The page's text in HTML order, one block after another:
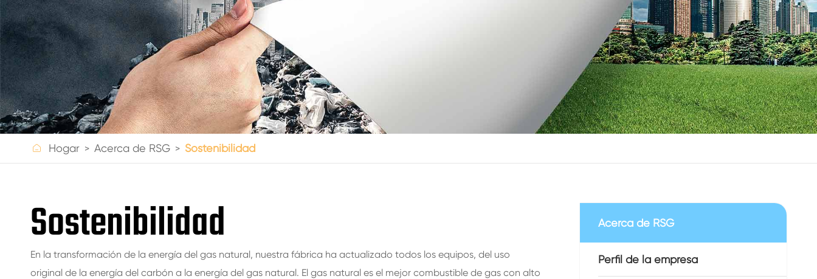
BOTELLAS DE VIDRIO CHAMPÁN
BOTELLAS DE CERVEZA
BOTELLAS DE ACEITE
BOTELLAS DE VIDRIO PARA BEBIDAS
BOTELLAS DE VIDRIO DE AGUA
TAPA/CIERRES/ETIQUETAS PARA VIDRIO
50ml de botellas de vidrio de bebidas espirituosas
100mL botellas de vidrio de bebidas espirituosas
200ml botellas de vidrio de bebidas espirituosas
250ml botellas de vidrio de bebidas espirituosas
 Hogar Acerca de RSG Sostenibilidad
Sostenibilidad
En la transformación de la energía del gas natural, nuestra fábrica ha actualizado todos los equipos, del uso
original de la energía del carbón a la energía del gas natural. El gas natural es el mejor combustible de gas con alto
Acerca de RSG
Perfil de la empresa